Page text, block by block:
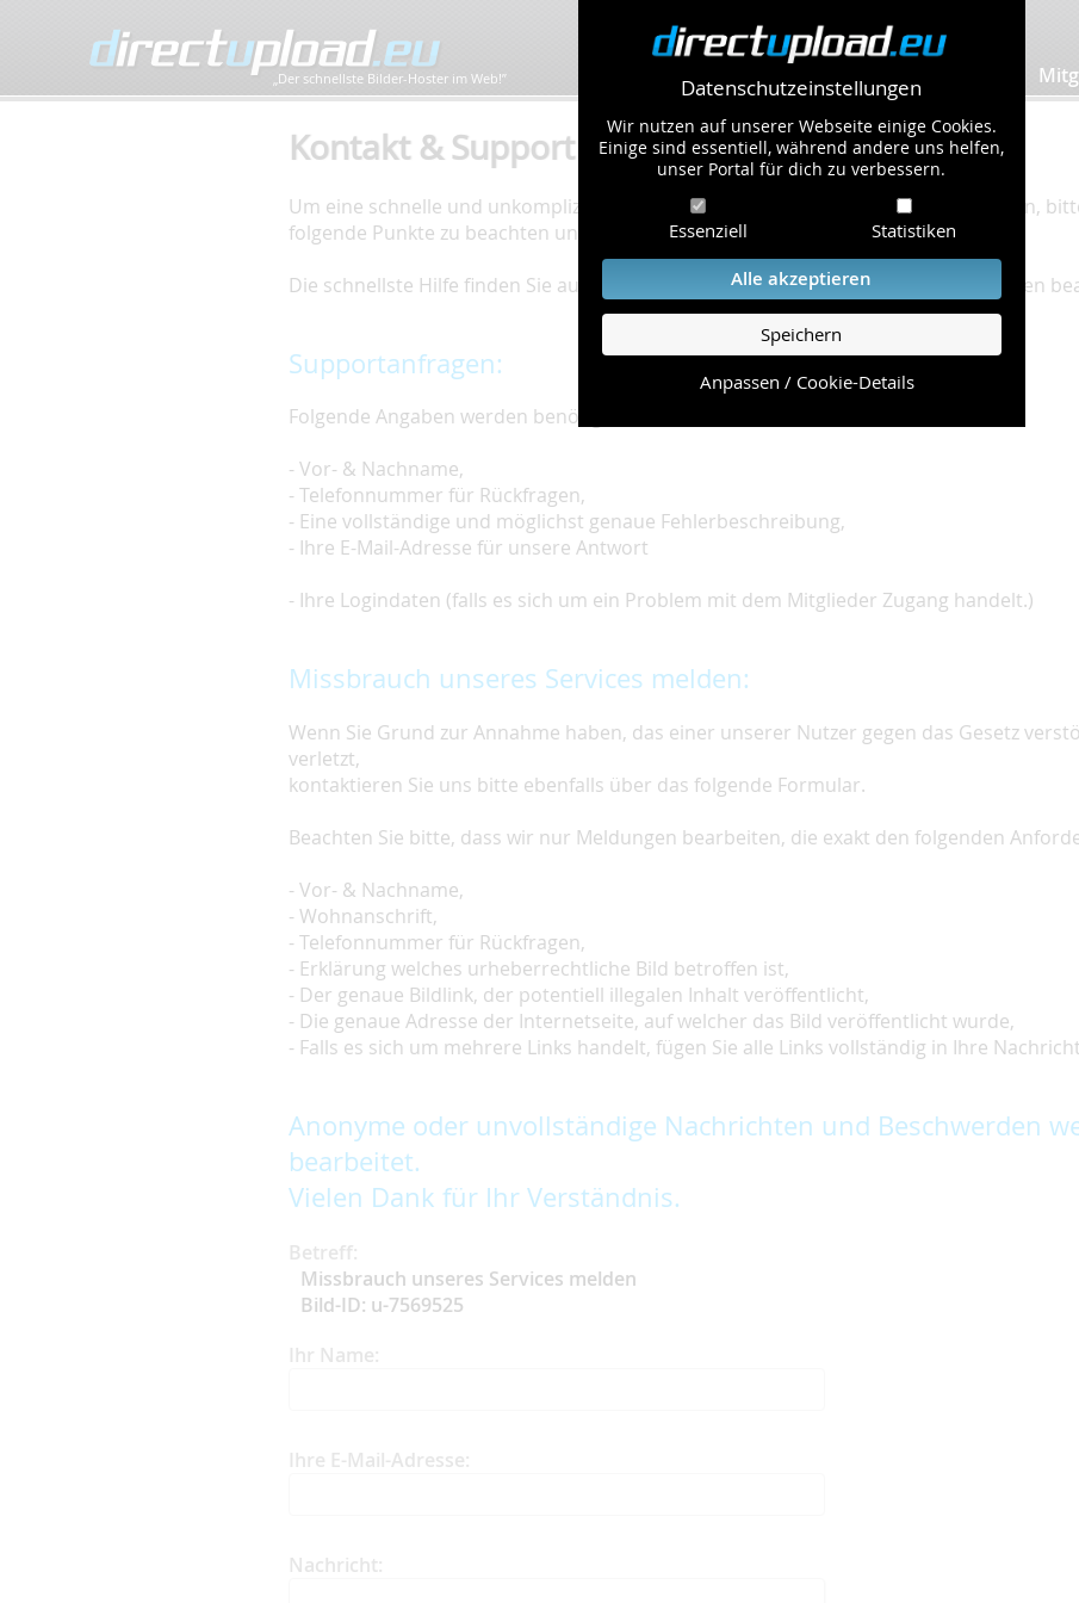
Datenschutzeinstellungen
Wir nutzen auf unserer Webseite einige Cookies.
Einige sind essentiell, während andere uns helfen,
unser Portal für dich zu verbessern.
Essenziell Statistiken
Alle akzeptieren
Speichern
Anpassen / Cookie-Details
„Der schnellste Bilder-Hoster im Web!”
Kontakt & Support
Um eine schnelle und unkomplizierte Bearbeitung Ihres Problems zu gewährleisten,
folgende Punkte zu beachten und einzuhalten.
Die schnellste Hilfe finden Sie auf unserer
Hilfe Seite, die die häufig gestellten Fragen
Supportanfragen:
Folgende Angaben werden benötigt:
- Vor- & Nachname,
- Telefonnummer für Rückfragen,
- Eine vollständige und möglichst genaue Fehlerbeschreibung,
- Ihre E-Mail-Adresse für unsere Antwort
- Ihre Logindaten (falls es sich um ein Problem mit dem Mitglieder Zugang handelt.)
Missbrauch unseres Services melden:
Wenn Sie Grund zur Annahme haben, das einer unserer Nutzer gegen das Gesetz
verletzt,
kontaktieren Sie uns bitte ebenfalls über das folgende Formular.
Beachten Sie bitte, dass wir nur Meldungen bearbeiten, die exakt den folgenden
- Vor- & Nachname,
- Wohnanschrift,
- Telefonnummer für Rückfragen,
- Erklärung welches urheberrechtliche Bild betroffen ist,
- Der genaue Bildlink, der potentiell illegalen Inhalt veröffentlicht,
- Die genaue Adresse der Internetseite, auf welcher das Bild veröffentlicht wurde,
- Falls es sich um mehrere Links handelt, fügen Sie alle Links vollständig in Ihre
Anonyme oder unvollständige Nachrichten und Beschwerden
bearbeitet.
Vielen Dank für Ihr Verständnis.
Betreff:
Missbrauch unseres Services melden
Bild-ID: u-7569525
Ihr Name:
Ihre E-Mail-Adresse:
Nachricht: